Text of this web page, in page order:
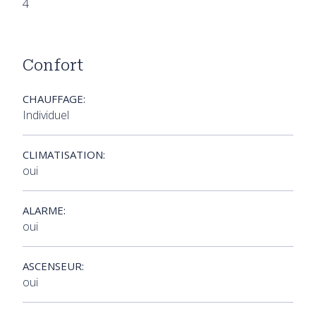
4
Confort
CHAUFFAGE:
Individuel
CLIMATISATION:
oui
ALARME:
oui
ASCENSEUR:
oui